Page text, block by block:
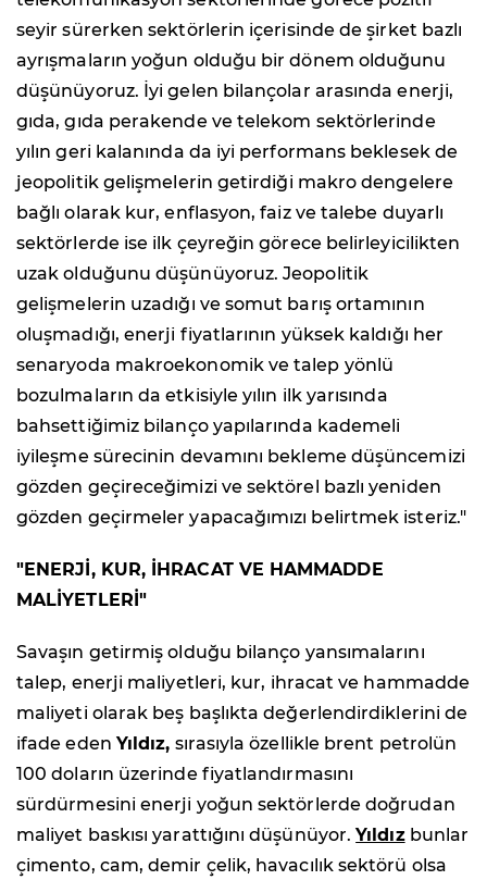
seyir sürerken sektörlerin içerisinde de şirket bazlı
ayrışmaların yoğun olduğu bir dönem olduğunu
düşünüyoruz. İyi gelen bilançolar arasında enerji,
gıda, gıda perakende ve telekom sektörlerinde
yılın geri kalanında da iyi performans beklesek de
jeopolitik gelişmelerin getirdiği makro dengelere
bağlı olarak kur, enflasyon, faiz ve talebe duyarlı
sektörlerde ise ilk çeyreğin görece belirleyicilikten
uzak olduğunu düşünüyoruz. Jeopolitik
gelişmelerin uzadığı ve somut barış ortamının
oluşmadığı, enerji fiyatlarının yüksek kaldığı her
senaryoda makroekonomik ve talep yönlü
bozulmaların da etkisiyle yılın ilk yarısında
bahsettiğimiz bilanço yapılarında kademeli
iyileşme sürecinin devamını bekleme düşüncemizi
gözden geçireceğimizi ve sektörel bazlı yeniden
gözden geçirmeler yapacağımızı belirtmek isteriz."
"ENERJİ, KUR, İHRACAT VE HAMMADDE
MALİYETLERİ"
Savaşın getirmiş olduğu bilanço yansımalarını
talep, enerji maliyetleri, kur, ihracat ve hammadde
maliyeti olarak beş başlıkta değerlendirdiklerini de
ifade eden Yıldız, sırasıyla özellikle brent petrolün
100 doların üzerinde fiyatlandırmasını
sürdürmesini enerji yoğun sektörlerde doğrudan
maliyet baskısı yarattığını düşünüyor.Yıldızbunlar
çimento, cam, demir çelik, havacılık sektörü olsa